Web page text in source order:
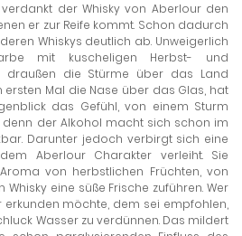
der Whisky von Aberlour den
er zur Reife kommt. Schon dadurch
Whiskys deutlich ab. Unweigerlich
mit kuscheligen Herbst- und
draußen die Stürme über das Land
Mal die Nase über das Glas, hat
das Gefühl, von einem Sturm
der Alkohol macht sich schon im
Darunter jedoch verbirgt sich eine
Aberlour Charakter verleiht. Sie
von herbstlichen Früchten, von
eine süße Frische zuführen. Wer
möchte, dem sei empfohlen,
Wasser zu verdünnen. Das mildert